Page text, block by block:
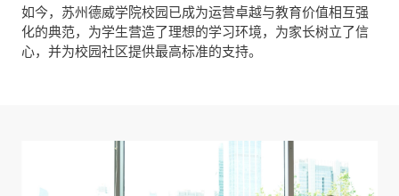
如今，苏州德威学院校园已成为运营卓越与教育价值相互强
化的典范，为学生营造了理想的学习环境，为家长树立了信
心，并为校园社区提供最高标准的支持。